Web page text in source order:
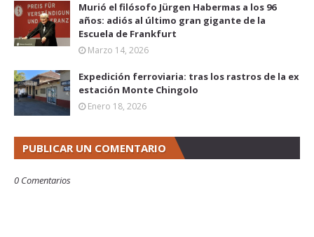
Murió el filósofo Jürgen Habermas a los 96
años: adiós al último gran gigante de la
Escuela de Frankfurt
Marzo 14, 2026
Expedición ferroviaria: tras los rastros de la ex
estación Monte Chingolo
Enero 18, 2026
PUBLICAR UN COMENTARIO
0 Comentarios